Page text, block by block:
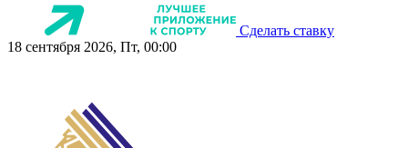
Сделать ставку
18 сентября 2026, Пт, 00:00